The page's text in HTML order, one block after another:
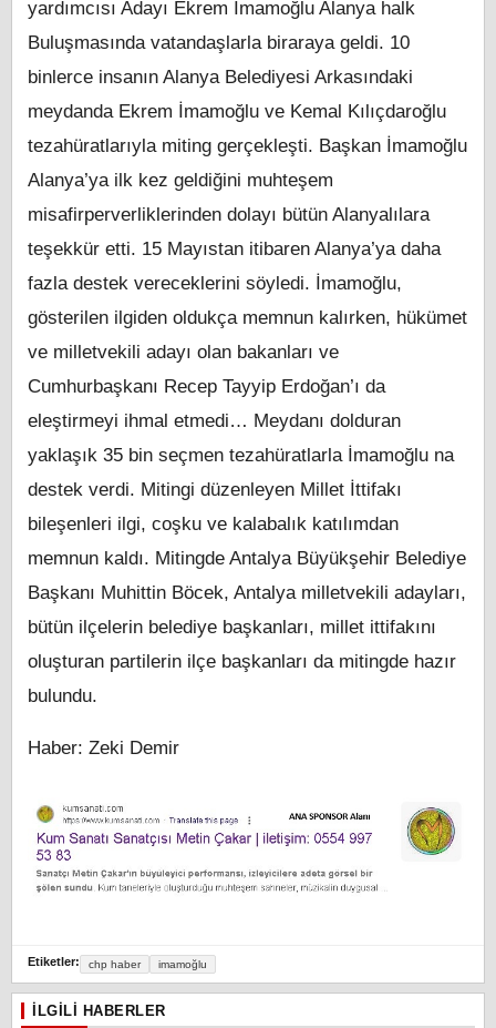
yardımcısı Adayı Ekrem İmamoğlu Alanya halk
Buluşmasında vatandaşlarla biraraya geldi. 10
binlerce insanın Alanya Belediyesi Arkasındaki
meydanda Ekrem İmamoğlu ve Kemal Kılıçdaroğlu
tezahüratlarıyla miting gerçekleşti. Başkan İmamoğlu
Alanya’ya ilk kez geldiğini muhteşem
misafirperverliklerinden dolayı bütün Alanyalılara
teşekkür etti. 15 Mayıstan itibaren Alanya’ya daha
fazla destek vereceklerini söyledi. İmamoğlu,
gösterilen ilgiden oldukça memnun kalırken, hükümet
ve milletvekili adayı olan bakanları ve
Cumhurbaşkanı Recep Tayyip Erdoğan’ı da
eleştirmeyi ihmal etmedi… Meydanı dolduran
yaklaşık 35 bin seçmen tezahüratlarla İmamoğlu na
destek verdi. Mitingi düzenleyen Millet İttifakı
bileşenleri ilgi, coşku ve kalabalık katılımdan
memnun kaldı. Mitingde Antalya Büyükşehir Belediye
Başkanı Muhittin Böcek, Antalya milletvekili adayları,
bütün ilçelerin belediye başkanları, millet ittifakını
oluşturan partilerin ilçe başkanları da mitingde hazır
bulundu.
Haber: Zeki Demir
Etiketler: chp haber imamoğlu
İLGILI HABERLER